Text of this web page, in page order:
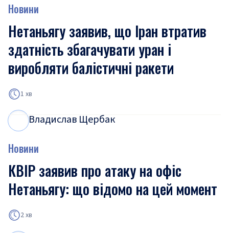
Новини
Нетаньягу заявив, що Іран втратив
здатність збагачувати уран і
виробляти балістичні ракети
1 хв
Владислав Щербак
Новини
КВІР заявив про атаку на офіс
Нетаньягу: що відомо на цей момент
2 хв